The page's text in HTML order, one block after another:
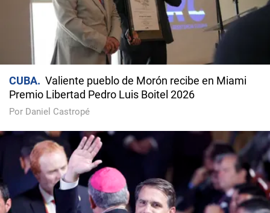
CUBA
Valiente pueblo de Morón recibe en Miami
Premio Libertad Pedro Luis Boitel 2026
Por Daniel Castropé